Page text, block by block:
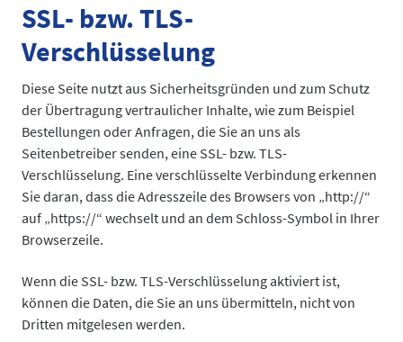
SSL- bzw. TLS-
Verschlüsselung
Diese Seite nutzt aus Sicherheitsgründen und zum Schutz
der Übertragung vertraulicher Inhalte, wie zum Beispiel
Bestellungen oder Anfragen, die Sie an uns als
Seitenbetreiber senden, eine SSL- bzw. TLS-
Verschlüsselung. Eine verschlüsselte Verbindung erkennen
Sie daran, dass die Adresszeile des Browsers von „http://“
auf „https://“ wechselt und an dem Schloss-Symbol in Ihrer
Browserzeile.
Wenn die SSL- bzw. TLS-Verschlüsselung aktiviert ist,
können die Daten, die Sie an uns übermitteln, nicht von
Dritten mitgelesen werden.